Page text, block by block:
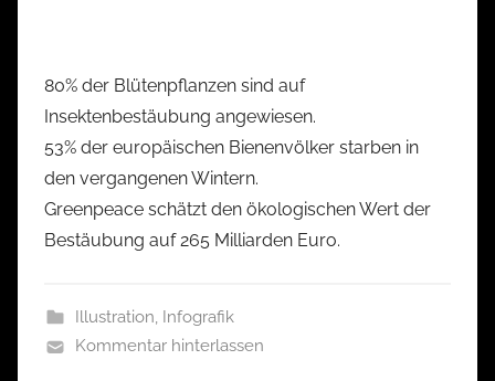
80% der Blütenpflanzen sind auf
Insektenbestäubung angewiesen.
53% der europäischen Bienenvölker starben in
den vergangenen Wintern.
Greenpeace schätzt den ökologischen Wert der
Bestäubung auf 265 Milliarden Euro.
Illustration, Infografik
Kommentar hinterlassen